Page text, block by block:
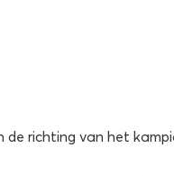
de richting van het